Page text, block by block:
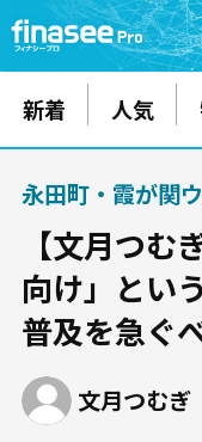
新着 人気
永田町・霞が関
【文月つむ
向け」とい
普及を急ぐ
文月つむぎ